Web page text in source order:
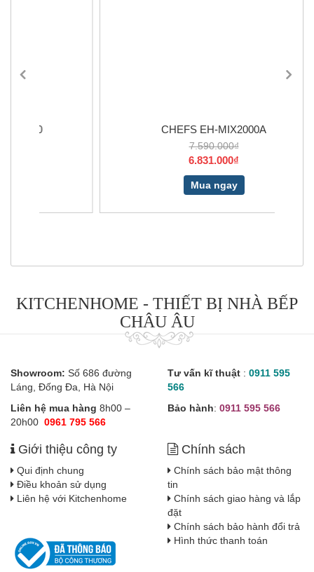
CHEFS EH-MIX2000A
KITCHENHOME - THIẾT BỊ NHÀ BẾP
CHÂU ÂU
Showroom: Số 686 đường
Láng, Đống Đa, Hà Nội
Liên hệ mua hàng 8h00 –
20h00 0961 795 566
Tư vấn kĩ thuật : 0911 595
566
Bảo hành: 0911 595 566
Giới thiệu công ty
Qui định chung
Điều khoản sử dụng
Liên hệ với Kitchenhome
Chính sách
Chính sách bảo mật thông
tin
Chính sách giao hàng và lắp
đặt
Chính sách bảo hành đổi trả
Hình thức thanh toán